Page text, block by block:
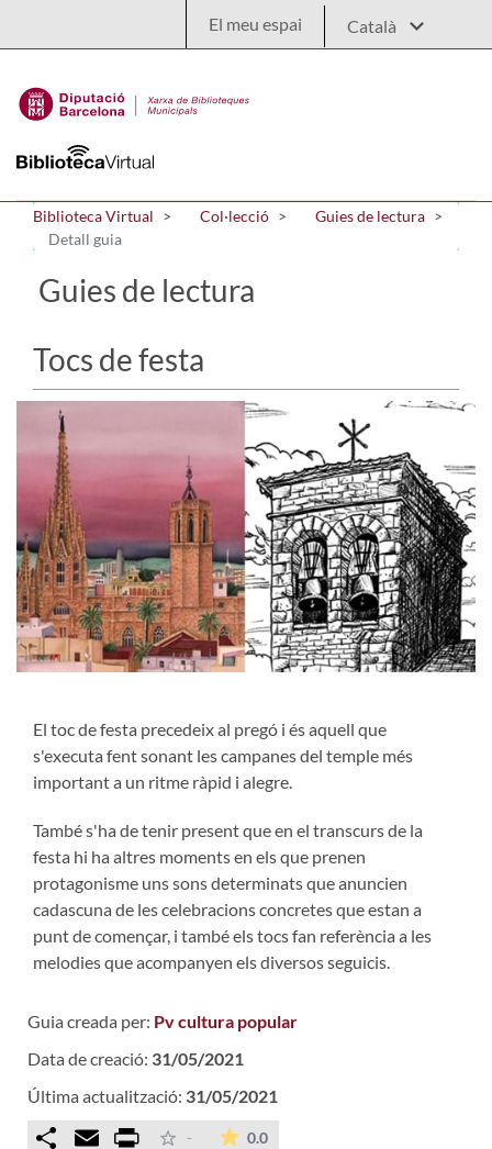
El meu espai
Biblioteca Virtual Col·lecció
Guies de lectura
Detall guia
Guies de lectura
Tocs de festa
El toc de festa precedeix al pregó i és aquell que
s'executa fent sonant les campanes del temple més
important a un ritme ràpid i alegre.
També s'ha de tenir present que en el transcurs de la
festa hi ha altres moments en els que prenen
protagonisme uns sons determinats que anuncien
cadascuna de les celebracions concretes que estan a
punt de començar, i també els tocs fan referència a les
melodies que acompanyen els diversos seguicis.
Guia creada per: Pv cultura popular
Data de creació: 31/05/2021
Última actualització: 31/05/2021
Comparteix
Email Print - 0.0La mitjana de les valoracions